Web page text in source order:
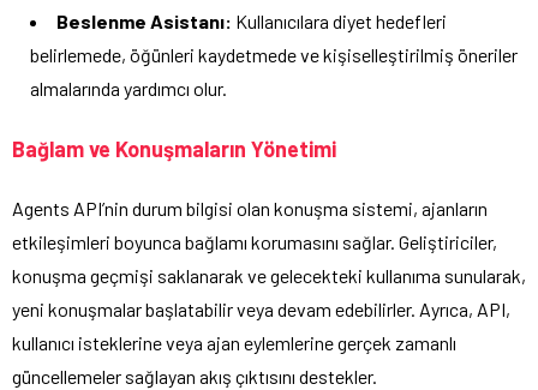
Beslenme Asistanı: Kullanıcılara diyet hedefleri
belirlemede, öğünleri kaydetmede ve kişiselleştirilmiş öneriler
almalarında yardımcı olur.
Bağlam ve Konuşmaların Yönetimi
Agents API’nin durum bilgisi olan konuşma sistemi, ajanların
etkileşimleri boyunca bağlamı korumasını sağlar. Geliştiriciler,
konuşma geçmişi saklanarak ve gelecekteki kullanıma sunularak,
yeni konuşmalar başlatabilir veya devam edebilirler. Ayrıca, API,
kullanıcı isteklerine veya ajan eylemlerine gerçek zamanlı
güncellemeler sağlayan akış çıktısını destekler.